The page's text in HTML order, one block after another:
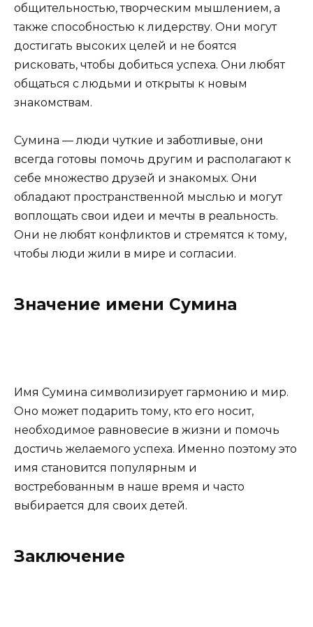
общительностью, творческим мышлением, а
также способностью к лидерству. Они могут
достигать высоких целей и не боятся
рисковать, чтобы добиться успеха. Они любят
общаться с людьми и открыты к новым
знакомствам.
Сумина — люди чуткие и заботливые, они
всегда готовы помочь другим и располагают к
себе множество друзей и знакомых. Они
обладают пространственной мыслью и могут
воплощать свои идеи и мечты в реальность.
Они не любят конфликтов и стремятся к тому,
чтобы люди жили в мире и согласии.
Значение имени Сумина
Имя Сумина символизирует гармонию и мир.
Оно может подарить тому, кто его носит,
необходимое равновесие в жизни и помочь
достичь желаемого успеха. Именно поэтому это
имя становится популярным и
востребованным в наше время и часто
выбирается для своих детей.
Заключение